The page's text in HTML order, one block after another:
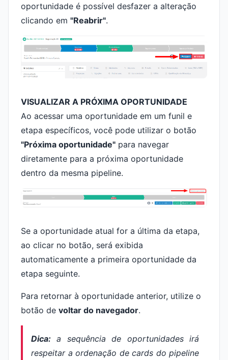
oportunidade é possível desfazer a alteração
clicando em "Reabrir".
VISUALIZAR A PRÓXIMA OPORTUNIDADE
Ao acessar uma oportunidade em um funil e
etapa específicos, você pode utilizar o botão
"Próxima oportunidade" para navegar
diretamente para a próxima oportunidade
dentro da mesma pipeline.
Se a oportunidade atual for a última da etapa,
ao clicar no botão, será exibida
automaticamente a primeira oportunidade da
etapa seguinte.
Para retornar à oportunidade anterior, utilize o
botão de voltar do navegador.
Dica: a sequência de oportunidades irá
respeitar a ordenação de cards do pipeline